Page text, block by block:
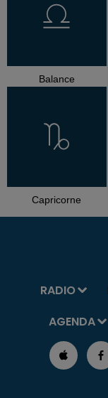
Balance
Capricorne
RADIO
AGENDA